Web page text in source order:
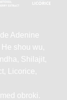
Adenine
shou wu,
Shilajit,
Licorice,
obroki.